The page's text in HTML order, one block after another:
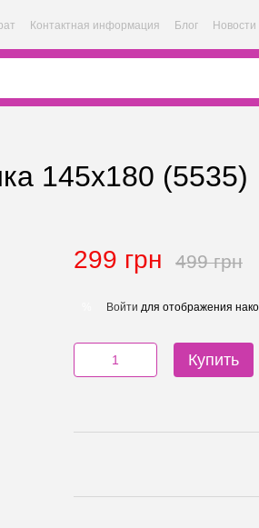
Контактная информация Блог Новости
145х180 (5535)
299 грн 499 грн
Войти для отображения
Купить